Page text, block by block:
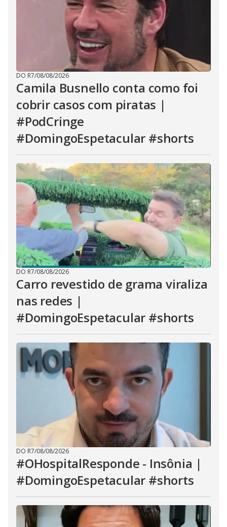
DO R7/08/08/2026
Camila Busnello conta como foi
cobrir casos com piratas |
#PodCringe
#DomingoEspetacular #shorts
DO R7/08/08/2026
Carro revestido de grama viraliza
nas redes |
#DomingoEspetacular #shorts
DO R7/08/08/2026
#OHospitalResponde - Insônia |
#DomingoEspetacular #shorts